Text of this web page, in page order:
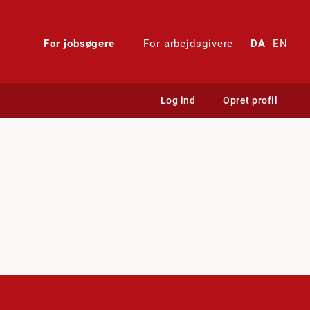
For jobsøgere For arbejdsgivere DA EN
Log ind Opret profil